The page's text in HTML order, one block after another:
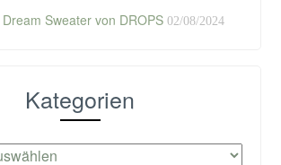
Sweater von DROPS 02/08/2024
Kategorien